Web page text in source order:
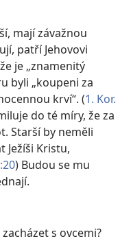
mají závažnou
patří Jehovovi
je „znamenitý
byli „koupeni za
krví“. (1. Kor.
do té míry, že za
Starší by neměli
Ježíši Kristu,
) Budou se mu
s ovcemi?